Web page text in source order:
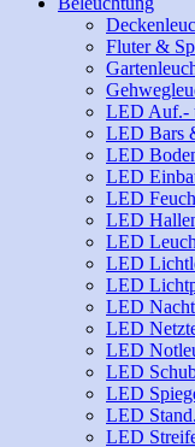
Fluter &
LED Auf.-
LED Bars
LED
LED
LED
LED
LED
LED
LED
LED
LED
LED
LED
LED
LED
LED